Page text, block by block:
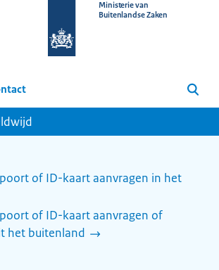
homepage
Ministerie van
Buitenlandse Zaken
Zoeken
of ID-kaart aanvragen in het
of ID-kaart aanvragen of
het buitenland